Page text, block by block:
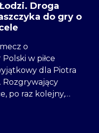
Droga
do gry o
o
w piłce
dla Piotra
Rozgrywający
po raz kolejny,…